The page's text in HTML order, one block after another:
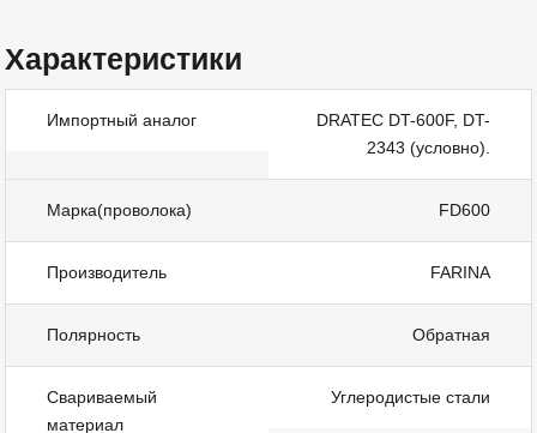
Характеристики
Импортный аналог
DRATEC DT-600F, DT-
2343 (условно).
Марка(проволока) FD600
Производитель FARINA
Полярность Обратная
Свариваемый
материал
Углеродистые стали